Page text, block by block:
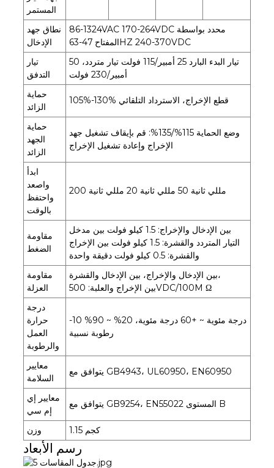
المستمر
نطاق جهد
الإدخال
86-1324VAC 170-264VDC محدد بواسطة
المفتاح 47-63HZ 240-370VDC
تيار
التدفق
تيار البدء البارد 25 أمبير/115 فولت تيار متردد، 50
أمبير/230 فولت
حماية
الزائد
105%-130% قطع الإخراج، الاسترداد التلقائي
حماية
الجهد
الزائد
وضع الحماية 115%/135%: قم بإيقاف تشغيل جهد
الإخراج وإعادة تشغيل الإخراج
ابدأ
واصعد
واحتفظ
بالوقت
200 مللي ثانية 50 مللي ثانية 20 مللي ثانية
مقاومة
الضغط
بين الإدخال والإخراج: 1.5 كيلو فولت بين مدخل
التيار المتردد والقشرة: 1.5 كيلو فولت بين الإخراج
والقشرة: 0.5 كيلو فولت دقيقة واحدة
مقاومة
العزلة
بين الإدخال والإخراج، بين الإدخال والقشرة،
بين الإخراج والعلبة: 500VDC/100M Ω
درجة
حرارة
العمل
والرطوبة
-10 درجة مئوية ~ +60 درجة مئوية، 20% ~ 90%
رطوبة نسبية
معايير
السلامة
يتوافق مع GB4943، UL60950، EN60950
معايير إي
إم سي
يتوافق مع GB9254، EN55022 المستوى B
وزن 1.15 كجم
رسم الأبعاد